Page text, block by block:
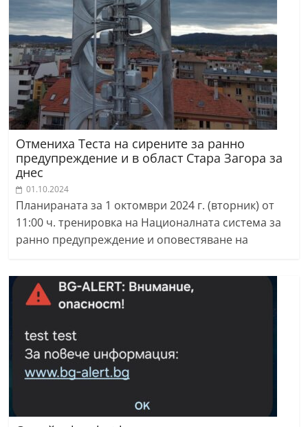
Отмениха Теста на сирените за ранно
предупреждение и в област Стара Загора за
днес
01.10.2024
Планираната за 1 октомври 2024 г. (вторник) от
11:00 ч. тренировка на Националната система за
ранно предупреждение и оповестяване на